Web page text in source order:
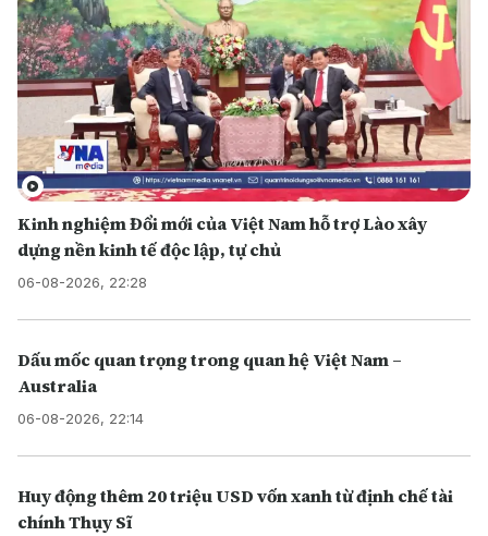
Kinh nghiệm Đổi mới của Việt Nam hỗ trợ Lào xây
dựng nền kinh tế độc lập, tự chủ
06-08-2026, 22:28
Dấu mốc quan trọng trong quan hệ Việt Nam –
Australia
06-08-2026, 22:14
Huy động thêm 20 triệu USD vốn xanh từ định chế tài
chính Thụy Sĩ